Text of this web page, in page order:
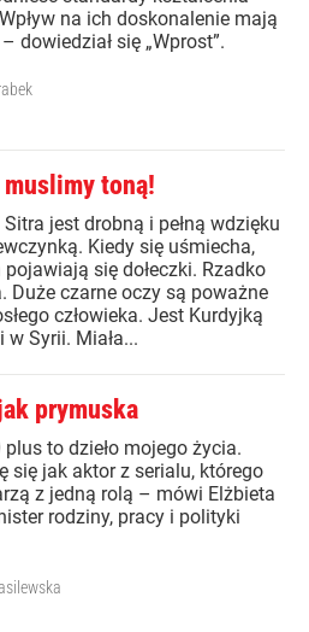
na ich doskonalenie mają
dowiedział się „Wprost”.
toną!
Sitra jest drobną i pełną wdzięku
Kiedy się uśmiecha,
się dołeczki. Rzadko
Duże czarne oczy są poważne
człowieka. Jest Kurdyjką
w Syrii. Miała...
prymuska
to dzieło mojego życia.
się jak aktor z serialu, którego
z jedną rolą – mówi Elżbieta
rodziny, pracy i polityki